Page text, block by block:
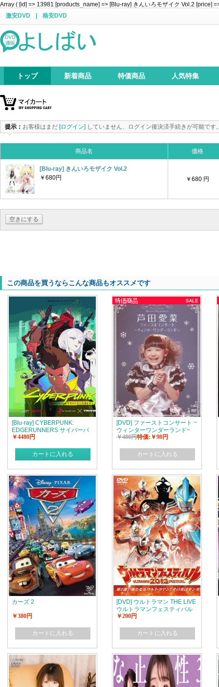
Array ( [id] => 13981 [products_name] => [Blu-ray] きんいろモザイク Vol.2 [price]
激安DVD
格安DVD
トップ 新着商品 特価商品 人気特集
提示： お客様はまだ [ログイン] していません、ログイン後決済手続きが可能です
商品名 価格
[Blu-ray] きんいろモザイク Vol.2
￥680円
￥680 円
空きにする
この商品を買うならこんな商品もオススメです
[Blu-ray] CYBERPUNK:
EDGERUNNERS サイバーパ
ンク エッジランナーズ
￥4480円
カートに入れる
[DVD] ファーストコンサート ~
ウィンターワンダーランド~
￥480円特価:￥98円
カートに入れる
カーズ 2
￥380円
カートに入れる
[DVD] ウルトラマン THE LIVE
ウルトラマンフェスティバル
2013 第2部「新たなるウルト
￥200円
カートに入れる